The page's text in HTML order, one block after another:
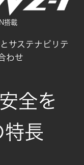
搭載
サステナビリテ
わせ
全を
長